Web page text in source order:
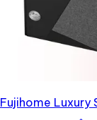
Fujihome Luxury